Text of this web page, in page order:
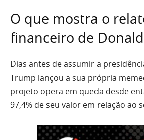
O que mostra o
financeiro de
Dias antes de assumir a
Trump lançou a sua própria
projeto opera em queda desde
97,4% de seu valor em relação ao